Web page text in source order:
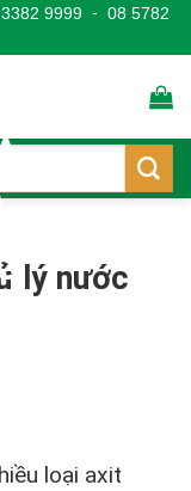
9999 - 08 5782
lý nước
loại axit